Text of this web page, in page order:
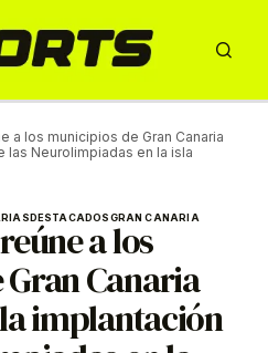
a los municipios de Gran Canaria
las Neurolimpiadas en la isla
DESTACADOSGRAN CANARIA
a los
Canaria
implantación